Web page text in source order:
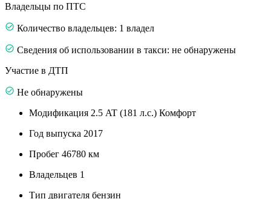
Владельцы по ПТС
Количество владельцев: 1 владел
Сведения об использовании в такси: не обнаружены
Участие в ДТП
Не обнаружены
Модификация 2.5 AT (181 л.с.) Комфорт
Год выпуска 2017
Пробег 46780 км
Владельцев 1
Тип двигателя бензин